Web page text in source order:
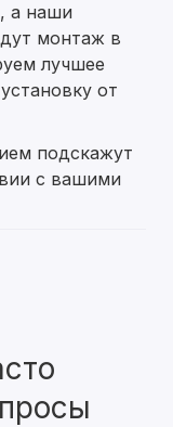
а наши
монтаж в
лучшее
от
подскажут
с вашими